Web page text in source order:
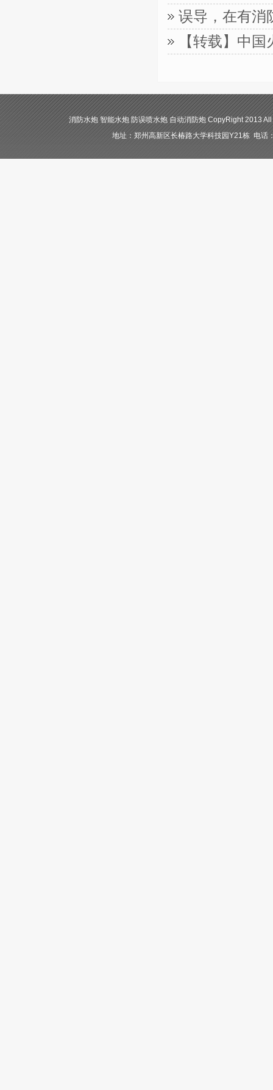
误导，在有消
【转载】中
消防水炮 智能水炮 防误喷水炮 自动消防炮 CopyRight 2013
地址：郑州高新区长椿路大学科技园Y21栋 电